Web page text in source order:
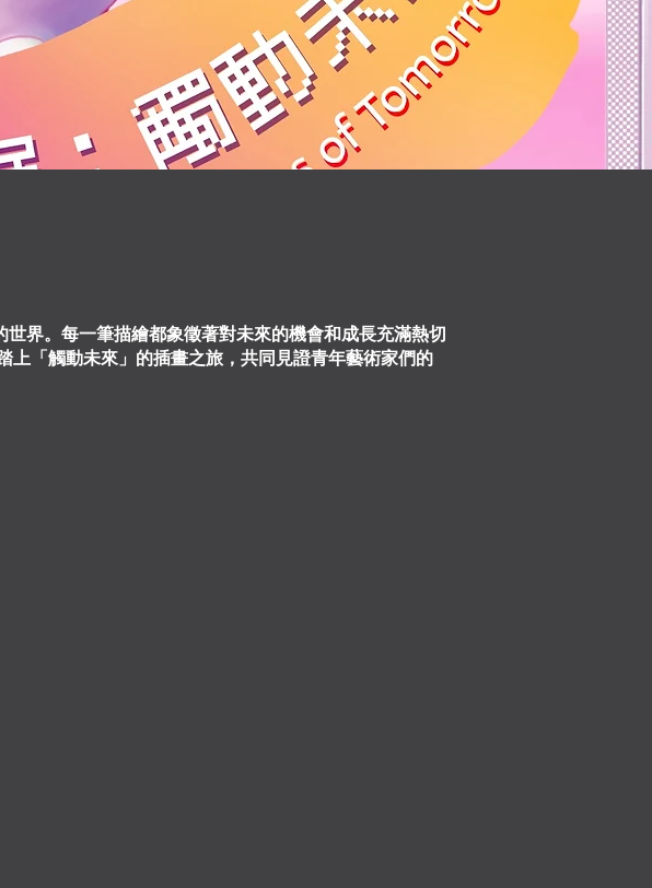
界。每一筆描繪都象徵著對未來的機會和成長充滿熱切
上「觸動未來」的插畫之旅，共同見證青年藝術家們的